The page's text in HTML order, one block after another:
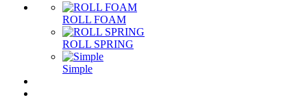
ROLL FOAM
ROLL SPRING
Simple